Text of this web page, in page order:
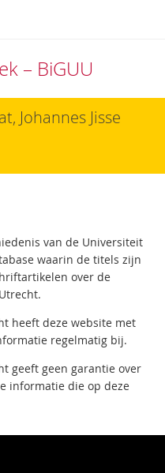
– BiGUU
Johannes Jisse
van de Universiteit
waarin de titels zijn
over de
heeft deze website met
regelmatig bij.
geeft geen garantie over
informatie die op deze